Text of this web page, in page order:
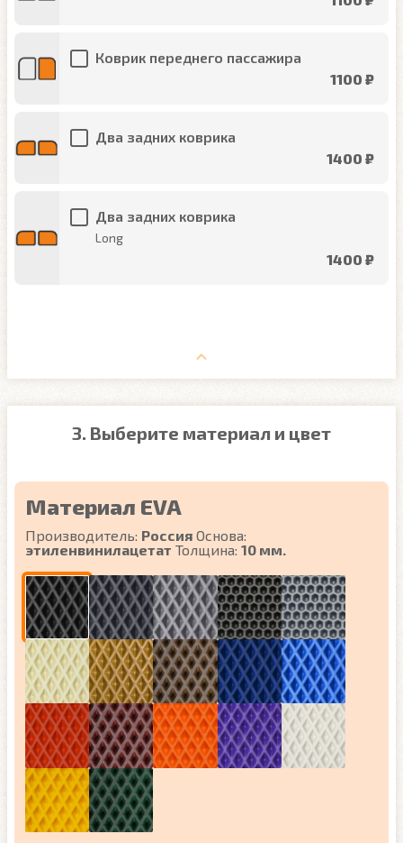
Коврик переднего пассажира
1100 ₽
Два задних коврика
1400 ₽
Два задних коврика
Long
1400 ₽
3. Выберите материал и цвет
Материал EVA
Производитель: Россия Основа:
этиленвинилацетат Толщина: 10 мм.